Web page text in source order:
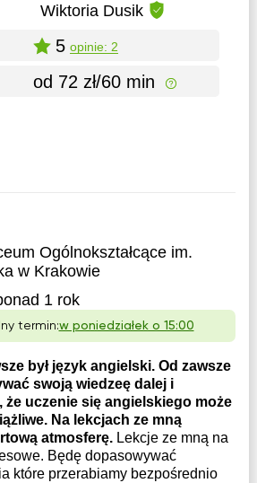
Wiktoria Dusik
5 opinie: 2
od 72 zł/60 min
Ogólnokształcące im.
w Krakowie
1 rok
termin:w poniedziałek o 15:00
był język angielski. Od zawsze
swoją wiedzeę dalej i
że uczenie się angielskiego może
Na lekcjach ze mną
atmosferę. Lekcje ze mną na
Będę dopasowywać
które przerabiamy bezpośrednio